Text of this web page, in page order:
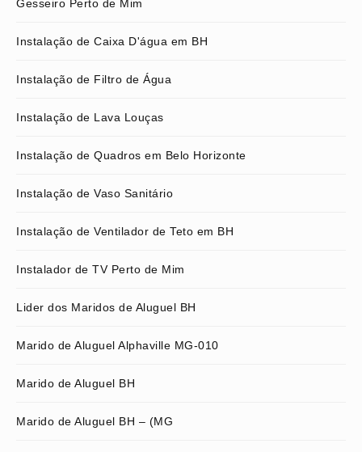
Gesseiro Perto de Mim
Instalação de Caixa D'água em BH
Instalação de Filtro de Água
Instalação de Lava Louças
Instalação de Quadros em Belo Horizonte
Instalação de Vaso Sanitário
Instalação de Ventilador de Teto em BH
Instalador de TV Perto de Mim
Lider dos Maridos de Aluguel BH
Marido de Aluguel Alphaville MG-010
Marido de Aluguel BH
Marido de Aluguel BH – (MG